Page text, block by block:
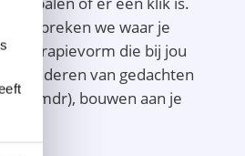
bespreken we waar je
therapievorm die bij jou
van gedachten
(emdr), bouwen aan je